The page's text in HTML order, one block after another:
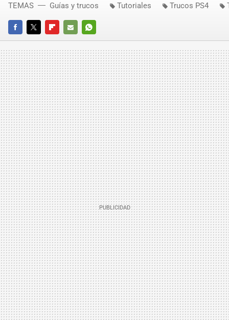
FACEBOOKTWITTERFLIPBOARD
E-
MAIL
WHATSAPP
TEMAS Guías y trucos Tutoriales Trucos PS4